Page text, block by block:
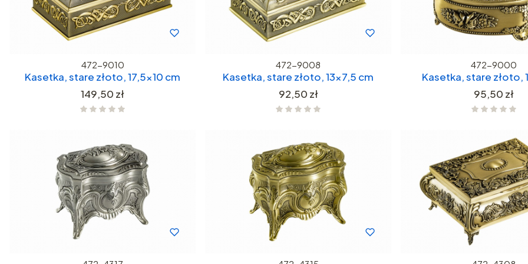
472-9010
Kasetka, stare złoto, 17,5x10 cm
Cena
149,50 zł
472-9008
Kasetka, stare złoto, 13x7,5 cm
Cena
92,50 zł
472-9000
Kasetka, stare złoto,
Cena
95,50 zł